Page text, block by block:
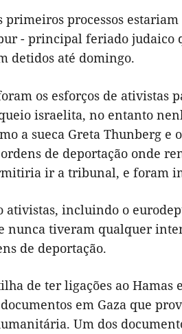
primeiros processos
- principal feriado judaico
detidos até domingo.
os esforços de ativistas
israelita, no entanto
a sueca Greta Thunberg
de deportação onde
ir a tribunal, e foram
incluindo o
nunca tiveram qualquer
de deportação.
de ter ligações ao
em Gaza que
Um dos